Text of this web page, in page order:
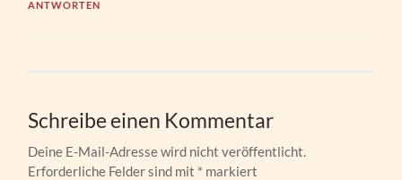
ANTWORTEN
Schreibe einen Kommentar
Deine E-Mail-Adresse wird nicht veröffentlicht.
Erforderliche Felder sind mit * markiert